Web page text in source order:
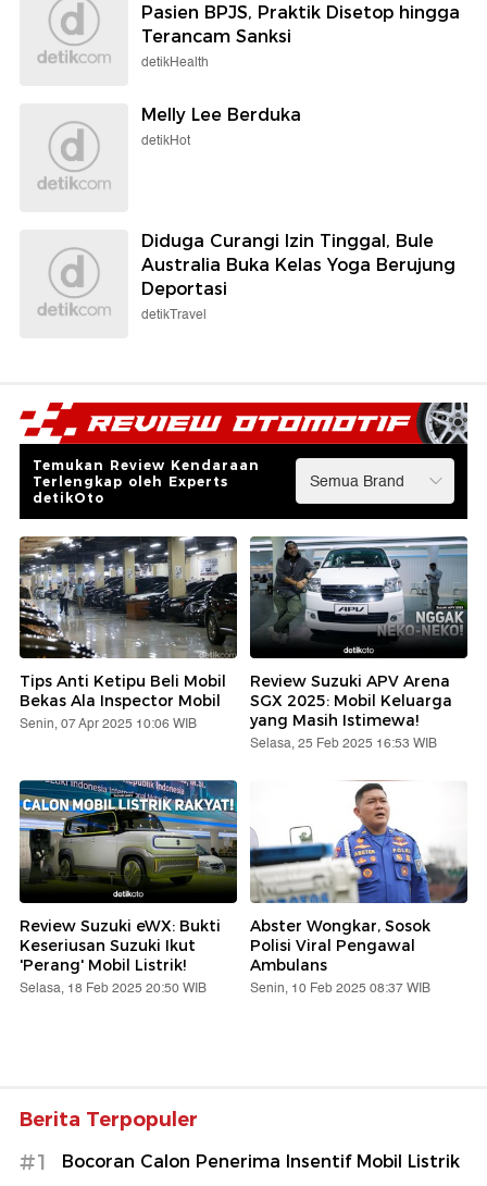
Pasien BPJS, Praktik Disetop hingga
Terancam Sanksi
detikHealth
Melly Lee Berduka
detikHot
Diduga Curangi Izin Tinggal, Bule
Australia Buka Kelas Yoga Berujung
Deportasi
detikTravel
Temukan Review Kendaraan
Terlengkap oleh Experts
detikOto
Tips Anti Ketipu Beli Mobil
Bekas Ala Inspector Mobil
Senin, 07 Apr 2025 10:06 WIB
Review Suzuki APV Arena
SGX 2025: Mobil Keluarga
yang Masih Istimewa!
Selasa, 25 Feb 2025 16:53 WIB
Review Suzuki eWX: Bukti
Keseriusan Suzuki Ikut
'Perang' Mobil Listrik!
Selasa, 18 Feb 2025 20:50 WIB
Abster Wongkar, Sosok
Polisi Viral Pengawal
Ambulans
Senin, 10 Feb 2025 08:37 WIB
Berita Terpopuler
#1 Bocoran Calon Penerima Insentif Mobil Listrik